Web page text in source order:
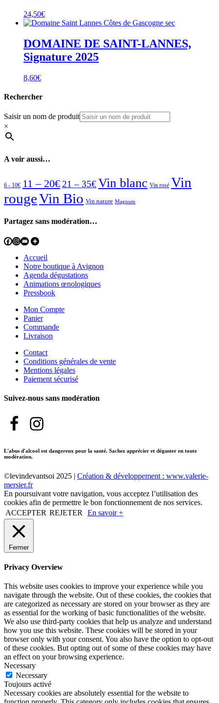
24,50€
DOMAINE DE SAINT-LANNES,
Signature 2025
8,60€
Rechercher
Saisir un nom de produit
×
A voir aussi…
6 - 10€ 11 – 20€ 21 – 35€Vin blanc Vin rosé Vin
rougeVin Bio Vin nature Magnum
Partagez sans modération…
Accueil
Notre boutique à Avignon
Agenda dégustations
Animations œnologiques
Pressbook
Mon Compte
Panier
Commande
Livraison
Contact
Conditions générales de vente
Mentions légales
Paiement sécurisé
Suivez-nous sans modération
L'abus d'alcool est dangereux pour la santé. Sachez apprécier et déguster en toute
modération.
©levindevantsoi 2025 | Création & développement : www.valerie-
mersier.fr
En poursuivant votre navigation, vous acceptez l’utilisation des
cookies afin de permettre le bon fonctionnement de nos services.
ACCEPTER REJETER En savoir +
Fermer
Privacy Overview
This website uses cookies to improve your experience while you
navigate through the website. Out of these cookies, the cookies that
are categorized as necessary are stored on your browser as they are
as essential for the working of basic functionalities of the website.
We also use third-party cookies that help us analyze and understand
how you use this website. These cookies will be stored in your
browser only with your consent. You also have the option to opt-out
of these cookies. But opting out of some of these cookies may have
an effect on your browsing experience.
Necessary
Necessary
Toujours activé
Necessary cookies are absolutely essential for the website to